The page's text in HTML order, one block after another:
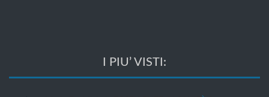
I PIU’ VISTI: